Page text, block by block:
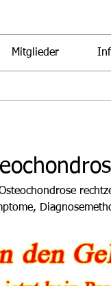
Mitglieder